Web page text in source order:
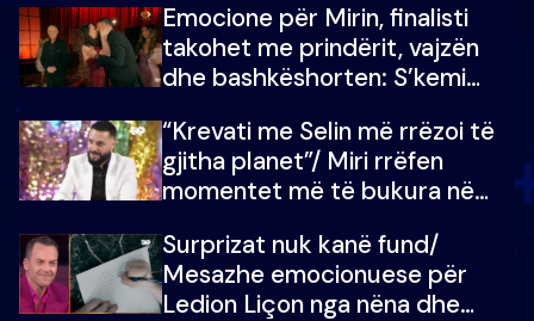
çmimin e madh
Emocione për Mirin, finalisti
takohet me prindërit, vajzën
dhe bashkëshorten: S’kemi
“Krevati me Selin më rrëzoi të
gjitha planet”/ Miri rrëfen
momentet më të bukura në
mungojë zilja e mëngjesit kur…
Surprizat nuk kanë fund/
Mesazhe emocionuese për
Ledion Liçon nga nëna dhe